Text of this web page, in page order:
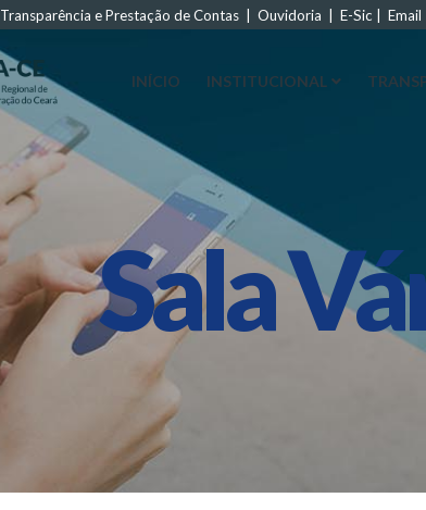
Transparência e Prestação de Contas Ouvidoria E-Sic Email
INÍCIO INSTITUCIONAL
Sala